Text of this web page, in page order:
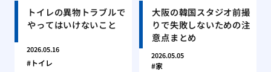
トイレの異物トラブルで
やってはいけないこと
2026.05.16
トイレ
大阪の韓国スタジオ前撮
りで失敗しないための注
意点まとめ
2026.05.05
家